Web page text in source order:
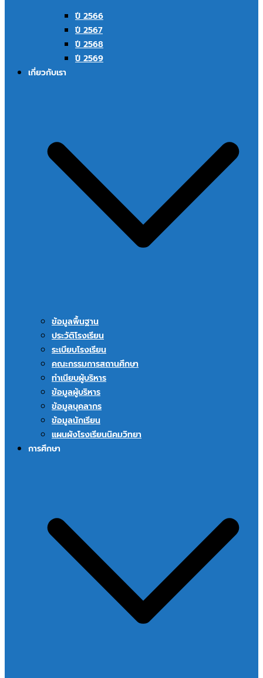
ปี 2566
ปี 2567
ปี 2568
ปี 2569
เกี่ยวกับเรา
ข้อมูลพื้นฐาน
ประวัติโรงเรียน
ระเบียบโรงเรียน
คณะกรรมการสถานศึกษา
ทำเนียบผู้บริหาร
ข้อมูลผู้บริหาร
ข้อมูลบุคลากร
ข้อมูลนักเรียน
แผนผังโรงเรียนนิคมวิทยา
การศึกษา